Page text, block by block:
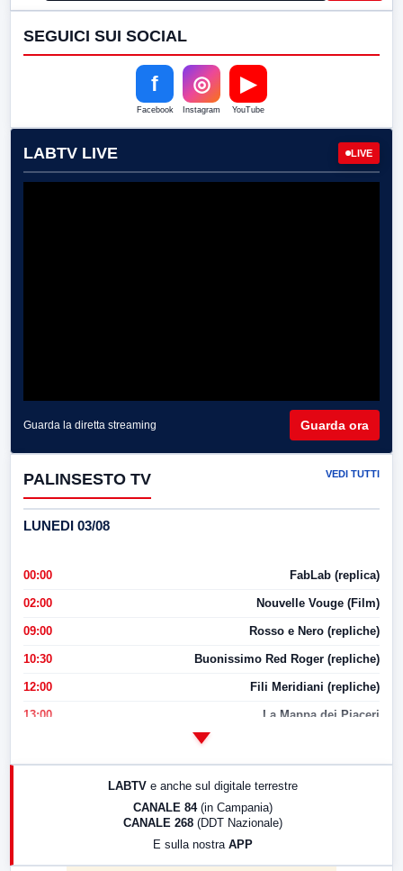
SEGUICI SUI SOCIAL
f
Facebook
◎
Instagram
▶
YouTube
LABTV LIVE LIVE
Guarda la diretta streaming Guarda ora
PALINSESTO TV VEDI TUTTI
LUNEDI 03/08
00:00 FabLab (replica)
02:00 Nouvelle Vouge (Film)
09:00 Rosso e Nero (repliche)
10:30 Buonissimo Red Roger (repliche)
12:00 Fili Meridiani (repliche)
13:00 La Mappa dei Piaceri
LABTV e anche sul digitale terrestre
CANALE 84 (in Campania)
CANALE 268 (DDT Nazionale)
E sulla nostra APP